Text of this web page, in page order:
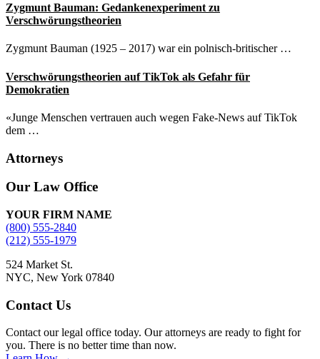
Zygmunt Bauman: Gedankenexperiment zu
Verschwörungstheorien
Zygmunt Bauman (1925 – 2017) war ein polnisch-britischer …
Verschwörungstheorien auf TikTok als Gefahr für
Demokratien
«Junge Menschen vertrauen auch wegen Fake-News auf TikTok
dem …
Attorneys
Site
Footer
Our Law Office
YOUR FIRM NAME
(800) 555-2840
(212) 555-1979
524 Market St.
NYC, New York 07840
Contact Us
Contact our legal office today. Our attorneys are ready to fight for
you. There is no better time than now.